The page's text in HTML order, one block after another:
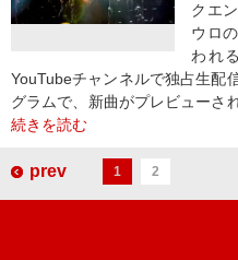
クエ
ウロ
われ
YouTubeチャンネルで独占生
グラムで、新曲がプレビューさ
続きを読む
prev 1 2